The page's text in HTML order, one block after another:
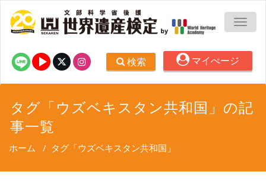
検索 マイぺージ
タグ「ウズベキスタン共和国」の記
事一覧
ホーム / タグ「ウズベキスタン共和国」